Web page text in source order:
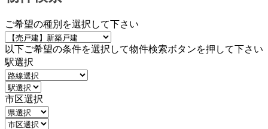
ご希望の種別を選択して下さい
以下ご希望の条件を選択して物件検索ボタンを押して下さい
駅選択
市区選択